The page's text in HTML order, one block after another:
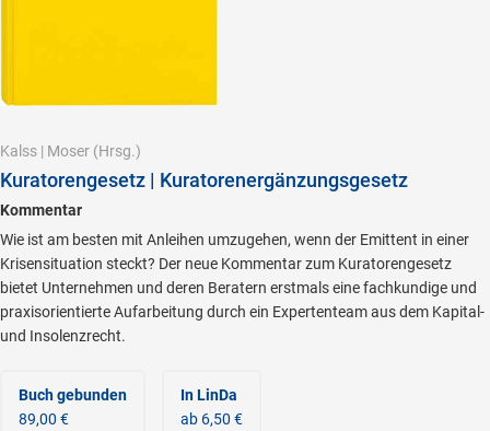
Kalss | Moser (Hrsg.)
Kuratorengesetz | Kuratorenergänzungsgesetz
Kommentar
Wie ist am besten mit Anleihen umzugehen, wenn der Emittent in einer
Krisensituation steckt? Der neue Kommentar zum Kuratorengesetz
bietet Unternehmen und deren Beratern erstmals eine fachkundige und
praxisorientierte Aufarbeitung durch ein Expertenteam aus dem Kapital-
und Insolenzrecht.
Buch gebunden
89,00 €
In LinDa
ab 6,50 €